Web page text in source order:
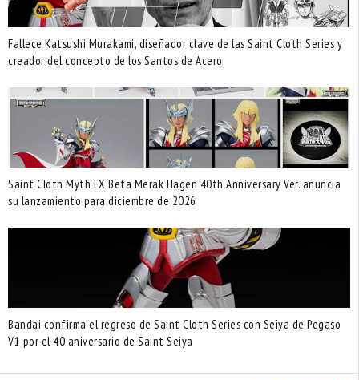
Fallece Katsushi Murakami, diseñador clave de las Saint Cloth Series y
creador del concepto de los Santos de Acero
Saint Cloth Myth EX Beta Merak Hagen 40th Anniversary Ver. anuncia
su lanzamiento para diciembre de 2026
Bandai confirma el regreso de Saint Cloth Series con Seiya de Pegaso
V1 por el 40 aniversario de Saint Seiya